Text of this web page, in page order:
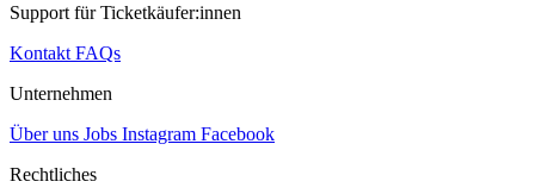
Support für Ticketkäufer:innen
Kontakt FAQs
Unternehmen
Über uns Jobs Instagram Facebook
Rechtliches